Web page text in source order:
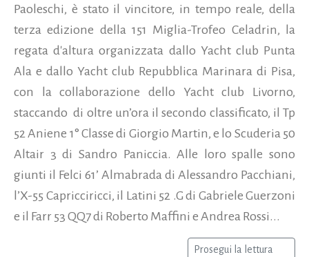
Paoleschi, è stato il vincitore, in tempo reale, della
terza edizione della 151 Miglia-Trofeo Celadrin, la
regata d'altura organizzata dallo Yacht club Punta
Ala e dallo Yacht club Repubblica Marinara di Pisa,
con la collaborazione dello Yacht club Livorno,
staccando di oltre un’ora il secondo classificato, il Tp
52 Aniene 1° Classe di Giorgio Martin, e lo Scuderia 50
Altair 3 di Sandro Paniccia. Alle loro spalle sono
giunti il Felci 61’ Almabrada di Alessandro Pacchiani,
l’X-55 Capricciricci, il Latini 52 .G di Gabriele Guerzoni
e il Farr 53 QQ7 di Roberto Maffini e Andrea Rossi...
Prosegui la lettura